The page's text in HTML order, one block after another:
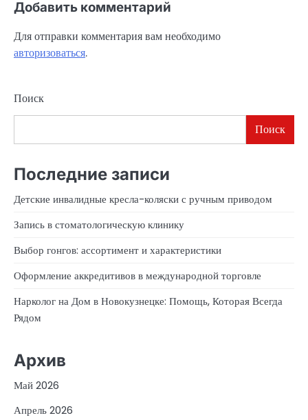
Добавить комментарий
Для отправки комментария вам необходимо
авторизоваться.
Поиск
Поиск
Последние записи
Детские инвалидные кресла-коляски с ручным приводом
Запись в стоматологическую клинику
Выбор гонгов: ассортимент и характеристики
Оформление аккредитивов в международной торговле
Нарколог на Дом в Новокузнецке: Помощь, Которая Всегда
Рядом
Архив
Май 2026
Апрель 2026